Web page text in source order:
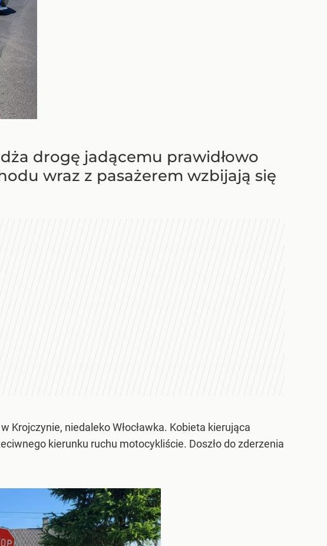
drogę jadącemu prawidłowo
wraz z pasażerem wzbijają się
Krojczynie, niedaleko Włocławka. Kobieta kierująca
kierunku ruchu motocykliście. Doszło do zderzenia